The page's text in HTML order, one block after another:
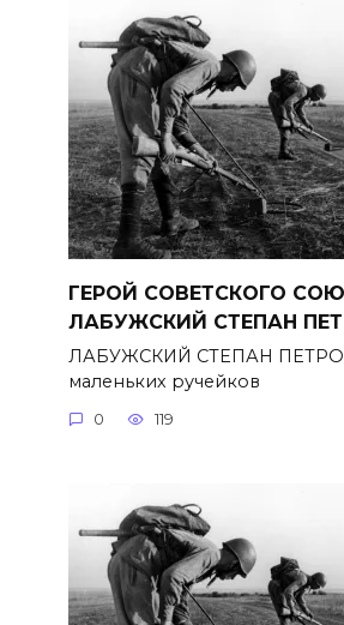
ГЕРОЙ СОВЕТСКОГО
ЛАБУЖСКИЙ СТЕПАН
ЛАБУЖСКИЙ СТЕПАН
маленьких ручейков
0 119